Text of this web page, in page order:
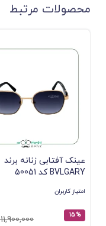
محصولات مرتبط
عینک آفتابی زنانه برند
BVLGARY کد 50051
امتیاز کاربران
% 15 11,900,000 تومان